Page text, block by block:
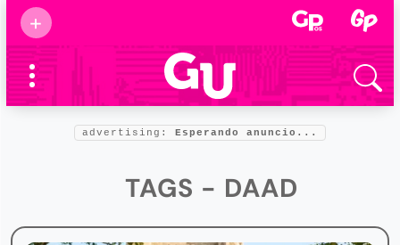
+
Supermamás
2025
Marcas de
confianza
Foro salud
advertising: Esperando anuncio...
TAGS - DAAD